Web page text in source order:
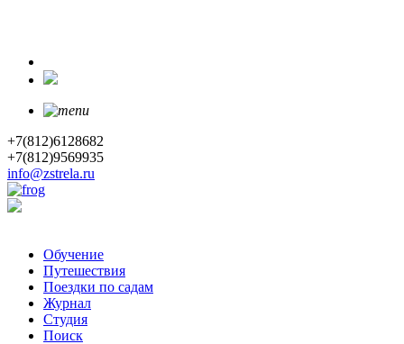
+7(812)6128682
+7(812)9569935
info@zstrela.ru
Обучение
Путешествия
Поездки по садам
Журнал
Студия
Поиск